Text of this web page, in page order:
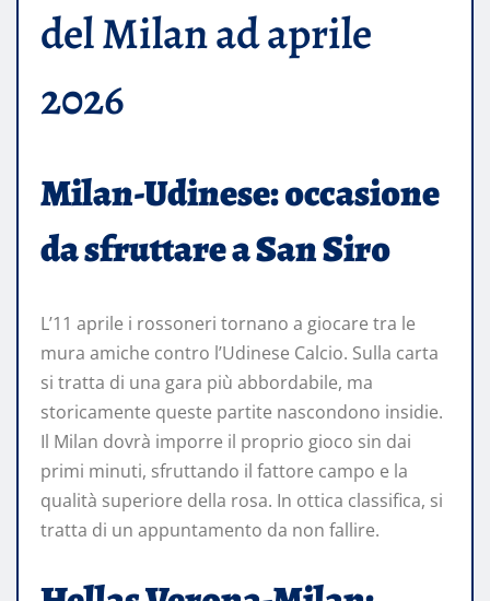
del Milan ad aprile
2026
Milan-Udinese: occasione
da sfruttare a San Siro
L’11 aprile i rossoneri tornano a giocare tra le
mura amiche contro l’Udinese Calcio. Sulla carta
si tratta di una gara più abbordabile, ma
storicamente queste partite nascondono insidie.
Il Milan dovrà imporre il proprio gioco sin dai
primi minuti, sfruttando il fattore campo e la
qualità superiore della rosa. In ottica classifica, si
tratta di un appuntamento da non fallire.